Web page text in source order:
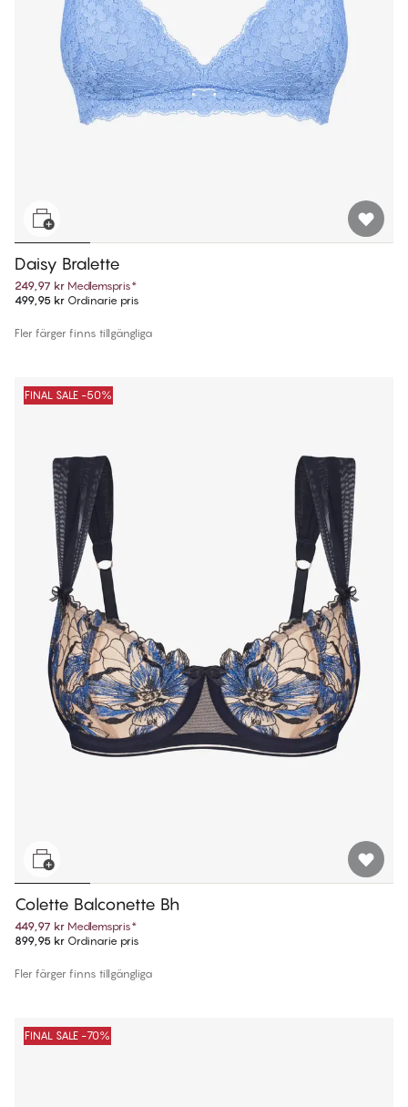
Daisy Bralette
249,97 kr Medlemspris*
499,95 kr Ordinarie pris
Fler färger finns tillgängliga
FINAL SALE -50%
Colette Balconette Bh
449,97 kr Medlemspris*
899,95 kr Ordinarie pris
Fler färger finns tillgängliga
FINAL SALE -70%